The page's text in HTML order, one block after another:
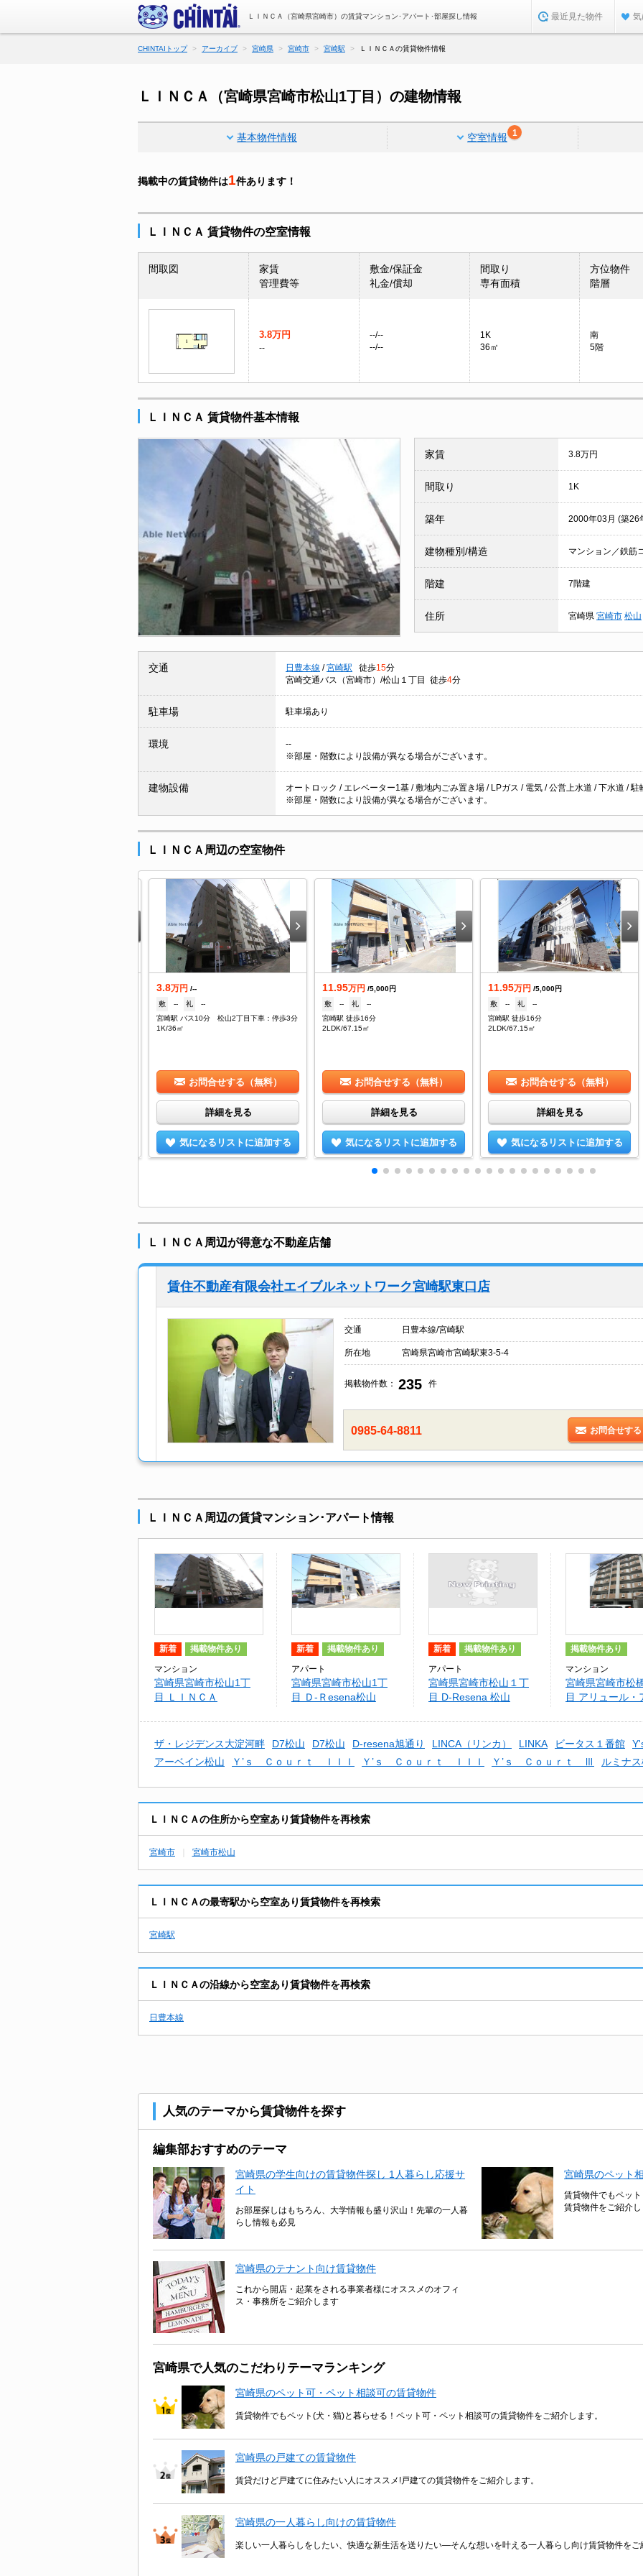
ＬＩＮＣＡ（宮崎県宮崎市）の賃貸マンション･アパート･部屋探し情報 最近見た物件
CHINTAIトップ アーカイブ 宮崎県 宮崎市 宮崎駅 ＬＩＮＣＡの賃貸物件情報
ＬＩＮＣＡ（宮崎県宮崎市松山1丁目）の建物情報
基本物件情報 空室情報 1
掲載中の賃貸物件は1件あります！
ＬＩＮＣＡ 賃貸物件の空室情報
間取図
家賃
管理費等
敷金/保証金
礼金/償却
間取り
専有面積
方位物件
階層
3.8万円
--
--/--
--/--
1K
36㎡
南
5階
ＬＩＮＣＡ 賃貸物件基本情報
家賃 3.8万円
間取り 1K
築年 2000年03月 (築26
建物種別/構造 マンション／鉄筋
階建 7階建
住所 宮崎県 宮崎市 松山
交通 日豊本線 / 宮崎駅 徒歩15分
宮崎交通バス（宮崎市）/松山１丁目 徒歩4分
駐車場 駐車場あり
環境
--
※部屋・階数により設備が異なる場合がございます。
建物設備
オートロック / エレベーター1基 / 敷地内ごみ置き場 / LPガス / 電気 / 公営上水道 / 下水道 / 駐
※部屋・階数により設備が異なる場合がございます。
ＬＩＮＣＡ周辺の空室物件
3.8万円 /--
敷
-- 礼
--
宮崎駅 バス10分 松山2丁目下車：停歩3分
1K/36㎡
お問合せする（無料）
詳細を見る
気になるリストに追加する
11.95万円 /5,000円
敷
-- 礼
--
宮崎駅 徒歩16分
2LDK/67.15㎡
お問合せする（無料）
詳細を見る
気になるリストに追加する
11.95万円 /5,000円
敷
-- 礼
--
宮崎駅 徒歩16分
2LDK/67.15㎡
お問合せする（無料）
詳細を見る
気になるリストに追加する
ＬＩＮＣＡ周辺が得意な不動産店舗
賃住不動産有限会社エイブルネットワーク宮崎駅東口店
交通 日豊本線/宮崎駅
所在地 宮崎県宮崎市宮崎駅東3-5-4
掲載物件数： 235 件
0985-64-8811 お問合せす
ＬＩＮＣＡ周辺の賃貸マンション･アパート情報
新着 掲載物件あり
マンション
宮崎県宮崎市松山1丁
目 ＬＩＮＣＡ
新着 掲載物件あり
アパート
宮崎県宮崎市松山1丁
目 Ｄ-Ｒesena松山
新着 掲載物件あり
アパート
宮崎県宮崎市松山１丁
目 D-Resena 松山
掲載物件あり
マンション
宮崎県宮崎市松
目 アリュール・
ザ・レジデンス大淀河畔 D7松山 D7松山 D-resena旭通り LINCA（リンカ） LINKA ビータス１番館
アーベイン松山
Ｙ’ｓ Ｃｏｕｒｔ ＩＩＩ Ｙ’ｓ Ｃｏｕｒｔ ＩＩＩ Ｙ’ｓ Ｃｏｕｒｔ Ⅲ ルミナ
ＬＩＮＣＡの住所から空室あり賃貸物件を再検索
宮崎市 宮崎市松山
ＬＩＮＣＡの最寄駅から空室あり賃貸物件を再検索
宮崎駅
ＬＩＮＣＡの沿線から空室あり賃貸物件を再検索
日豊本線
人気のテーマから賃貸物件を探す
編集部おすすめのテーマ
宮崎県の学生向けの賃貸物件探し 1人暮らし応援サ
イト
お部屋探しはもちろん、大学情報も盛り沢山！先輩の一人暮
らし情報も必見
宮崎県のペット
賃貸物件でもペッ
賃貸物件をご紹介
宮崎県のテナント向け賃貸物件
これから開店・起業をされる事業者様にオススメのオフィ
ス・事務所をご紹介します
宮崎県で人気のこだわりテーマランキング
宮崎県のペット可・ペット相談可の賃貸物件
賃貸物件でもペット(犬・猫)と暮らせる！ペット可・ペット相談可の賃貸物件をご紹介します。
宮崎県の戸建ての賃貸物件
賃貸だけど戸建てに住みたい人にオススメ!戸建ての賃貸物件をご紹介します。
宮崎県の一人暮らし向けの賃貸物件
楽しい一人暮らしをしたい、快適な新生活を送りたい―そんな想いを叶える一人暮らし向け賃貸物件をご